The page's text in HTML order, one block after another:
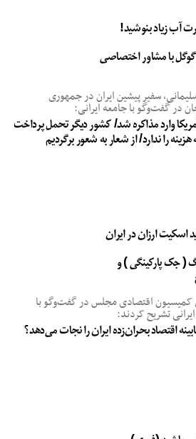
زیاد بنوشید!
با مشاور اختصاصی
سفیر پیشین ایران در جمهوری
در گفت‌وگو با جامعه ایرانی:
آمریکا وارد مذاکره شد/ کشور دیگر تحمل پرداخت
را ندارد/ از شعار به شعور برگردیم
اسکیت ارزان در ایران
( جک پارکینگی ) و
اقتصادی مجلس در گفت‌وگو با
تشریح کردند:
اقتصاد بحران‌زده ایران را نجات می‌دهد؟